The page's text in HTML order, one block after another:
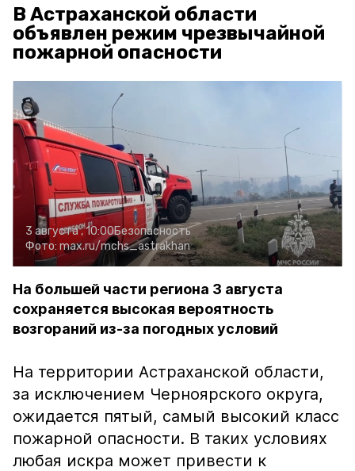
В Астраханской области
объявлен режим чрезвычайной
пожарной опасности
3 августа , 10:00Безопасность
Фото: max.ru/mchs_astrakhan
На большей части региона 3 августа
сохраняется высокая вероятность
возгораний из-за погодных условий
На территории Астраханской области,
за исключением Черноярского округа,
ожидается пятый, самый высокий класс
пожарной опасности. В таких условиях
любая искра может привести к